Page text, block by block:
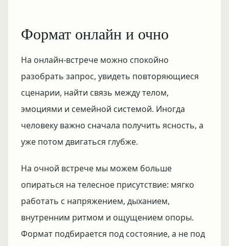
Формат онлайн и очно
На онлайн-встрече можно спокойно
разобрать запрос, увидеть повторяющиеся
сценарии, найти связь между телом,
эмоциями и семейной системой. Иногда
человеку важно сначала получить ясность, а
уже потом двигаться глубже.
На очной встрече мы можем больше
опираться на телесное присутствие: мягко
работать с напряжением, дыханием,
внутренним ритмом и ощущением опоры.
Формат подбирается под состояние, а не под